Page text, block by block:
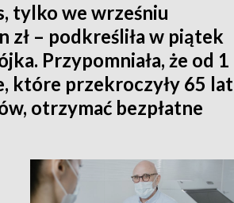
tylko we wrześniu
zł – podkreśliła w piątek
Przypomniała, że od 1
które przekroczyły 65 lat
otrzymać bezpłatne